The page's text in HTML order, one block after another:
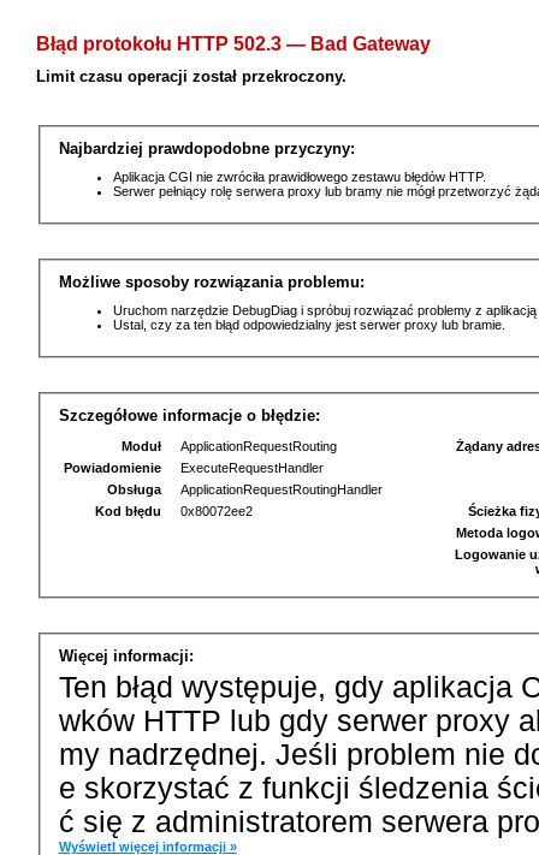
Błąd protokołu HTTP 502.3 — Bad Gateway
Limit czasu operacji został przekroczony.
Najbardziej prawdopodobne przyczyny:
Aplikacja CGI nie zwróciła prawidłowego zestawu błędów HTTP.
Serwer pełniący rolę serwera proxy lub bramy nie mógł przetworzyć
Możliwe sposoby rozwiązania problemu:
Uruchom narzędzie DebugDiag i spróbuj rozwiązać problemy z
Ustal, czy za ten błąd odpowiedzialny jest serwer proxy lub bramie.
Szczegółowe informacje o błędzie:
Moduł
ApplicationRequestRouting
Powiadomienie
ExecuteRequestHandler
Obsługa
ApplicationRequestRoutingHandler
Kod błędu
0x80072ee2
Żądany
Ścieżka
Metoda
Logowanie
Więcej informacji:
Ten błąd występuje, gdy aplikacja
wków HTTP lub gdy serwer proxy
my nadrzędnej. Jeśli problem nie
e skorzystać z funkcji śledzenia
ć się z administratorem serwera
Wyświetl więcej informacji »